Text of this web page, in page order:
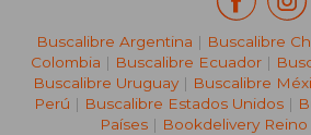
Buscalibre Argentina | Buscalibre
Colombia | Buscalibre Ecuador |
Buscalibre Uruguay| Buscalibre
Perú | Buscalibre Estados Unidos|
Países | Bookdelivery Reino